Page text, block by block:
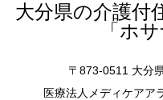
大分県の介護付
「ホ
〒873-0511 大分
医療法人メディケアア